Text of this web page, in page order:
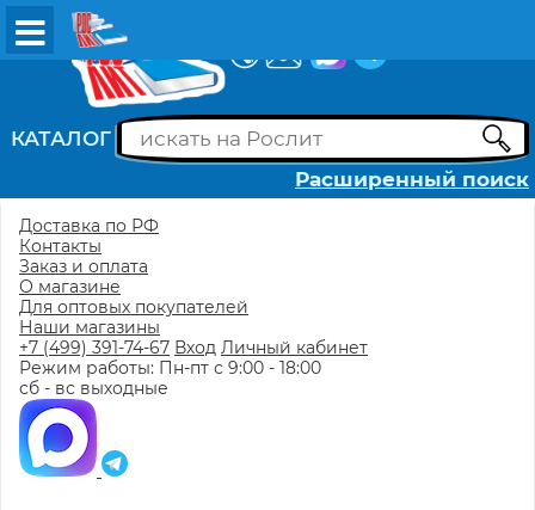
КАТАЛОГ
Расширенный поиск
Доставка по РФ
Контакты
Заказ и оплата
О магазине
Для оптовых покупателей
Наши магазины
+7 (499) 391-74-67 Вход Личный кабинет
Режим работы: Пн-пт с 9:00 - 18:00
сб - вс выходные